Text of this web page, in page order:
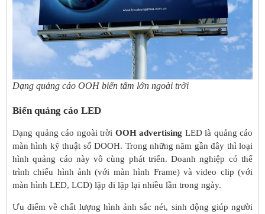
Dạng quảng cáo OOH biển tấm lớn ngoài trời
Biển quảng cáo LED
Dạng quảng cáo ngoài trời OOH advertising LED là quảng cáo
màn hình kỹ thuật số DOOH. Trong những năm gần đây thì loại
hình quảng cáo này vô cùng phát triển. Doanh nghiệp có thể
trình chiếu hình ảnh (với màn hình Frame) và video clip (với
màn hình LED, LCD) lặp đi lặp lại nhiều lần trong ngày.
Ưu điểm về chất lượng hình ảnh sắc nét, sinh động giúp người